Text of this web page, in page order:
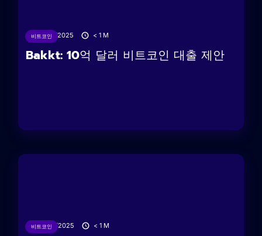
비트코인
27/06/2025 < 1 M
Bakkt: 10억 달러 비트코인 ​​대출 제안
비트코인
26/06/2025 < 1 M